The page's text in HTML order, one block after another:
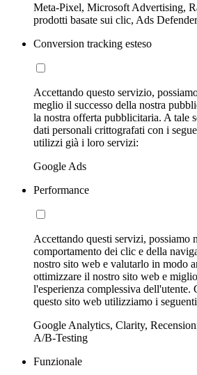
Meta-Pixel, Microsoft Advertising,
prodotti basate sui clic, Ads Defender
Conversion tracking esteso
Accettando questo servizio,
meglio il successo della nostra
la nostra offerta pubblicitaria. A tale
dati personali crittografati con i
utilizzi già i loro servizi:
Google Ads
Performance
Accettando questi servizi, possiamo
comportamento dei clic e della
nostro sito web e valutarlo in modo
ottimizzare il nostro sito web e
l'esperienza complessiva dell'utente.
questo sito web utilizziamo i
Google Analytics, Clarity,
A/B-Testing
Funzionale